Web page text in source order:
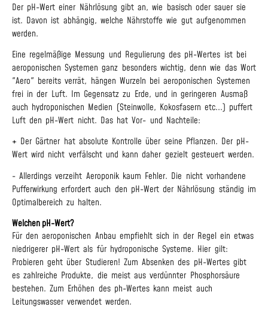
Der pH-Wert einer Nährlösung gibt an, wie basisch oder sauer sie
ist. Davon ist abhängig, welche Nährstoffe wie gut aufgenommen
werden.
Eine regelmäßige Messung und Regulierung des pH-Wertes ist bei
aeroponischen Systemen ganz besonders wichtig, denn wie das Wort
"Aero" bereits verrät, hängen Wurzeln bei aeroponischen Systemen
frei in der Luft. Im Gegensatz zu Erde, und in geringeren Ausmaß
auch hydroponischen Medien (Steinwolle, Kokosfasern etc...) puffert
Luft den pH-Wert nicht. Das hat Vor- und Nachteile:
+ Der Gärtner hat absolute Kontrolle über seine Pflanzen. Der pH-
Wert wird nicht verfälscht und kann daher gezielt gesteuert werden.
- Allerdings verzeiht Aeroponik kaum Fehler. Die nicht vorhandene
Pufferwirkung erfordert auch den pH-Wert der Nährlösung ständig im
Optimalbereich zu halten.
Welchen pH-Wert?
Für den aeroponischen Anbau empfiehlt sich in der Regel ein etwas
niedrigerer pH-Wert als für hydroponische Systeme. Hier gilt:
Probieren geht über Studieren! Zum Absenken des pH-Wertes gibt
es zahlreiche Produkte, die meist aus verdünnter Phosphorsäure
bestehen. Zum Erhöhen des ph-Wertes kann meist auch
Leitungswasser verwendet werden.